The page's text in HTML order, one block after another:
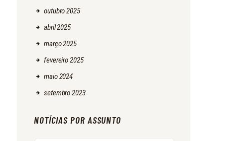
outubro2025
abril2025
março2025
fevereiro2025
maio2024
setembro2023
NOTÍCIAS POR ASSUNTO